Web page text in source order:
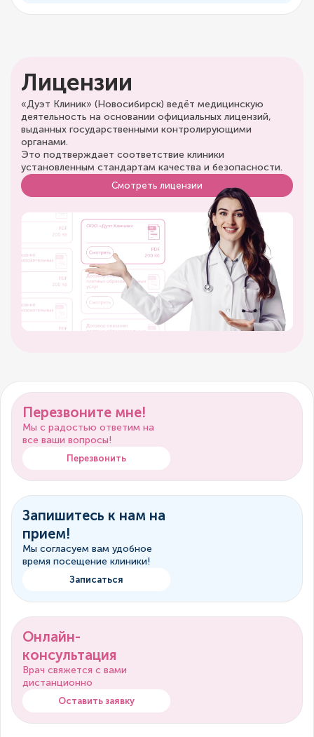
Лицензии
«Дуэт Клиник» (Новосибирск) ведёт медицинскую
деятельность на основании официальных лицензий,
выданных государственными контролирующими
органами.
Это подтверждает соответствие клиники
установленным стандартам качества и безопасности.
Смотреть лицензии
Перезвоните мне!
Мы с радостью ответим на
все ваши вопросы!
Перезвонить
Запишитесь к нам на
прием!
Мы согласуем вам удобное
время посещение клиники!
Записаться
Онлайн-
консультация
Врач свяжется с вами
дистанционно
Оставить заявку